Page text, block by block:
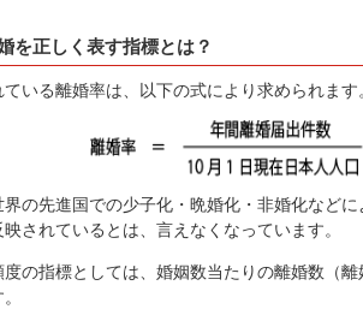
を正しく表す指標とは？
いる離婚率は、以下の式により求められます
の先進国での少子化・晩婚化・非婚化など
されているとは、言えなくなっています。
の指標としては、婚姻数当たりの離婚数（